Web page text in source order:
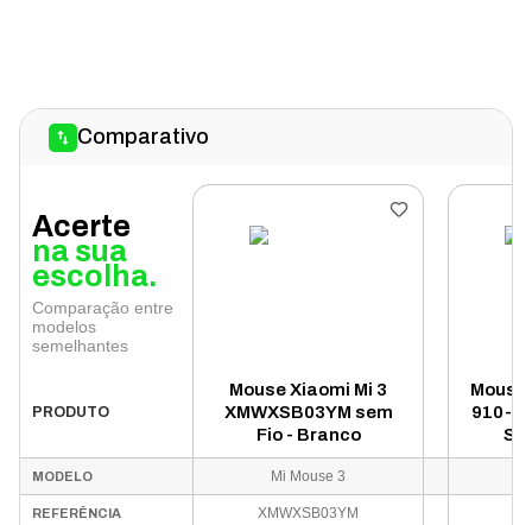
Comparativo
Acerte
na sua
escolha.
Comparação entre
modelos
semelhantes
PRODUTO
Mouse Xiaomi Mi 3
XMWXSB03YM sem
Fio - Branco
910-
MODELO Mi Mouse 3
REFERÊNCIA XMWXSB03YM